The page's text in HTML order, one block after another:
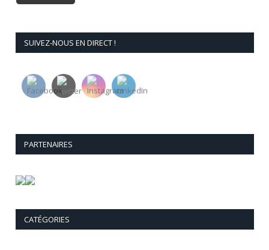
SUIVEZ-NOUS EN DIRECT !
PARTENAIRES
CATÉGORIES